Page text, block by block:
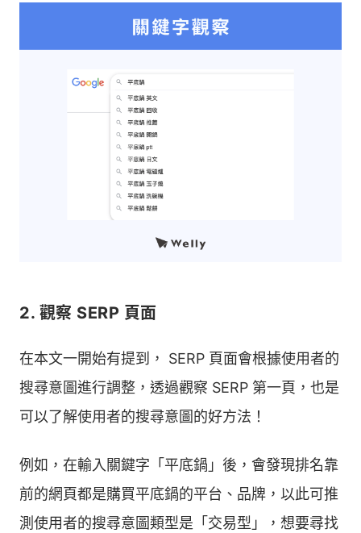
2. 觀察 SERP 頁面
在本文一開始有提到， SERP 頁面會根據使用者的
搜尋意圖進行調整，透過觀察 SERP 第一頁，也是
可以了解使用者的搜尋意圖的好方法！
例如，在輸入關鍵字「平底鍋」後，會發現排名靠
前的網頁都是購買平底鍋的平台、品牌，以此可推
測使用者的搜尋意圖類型是「交易型」，想要尋找